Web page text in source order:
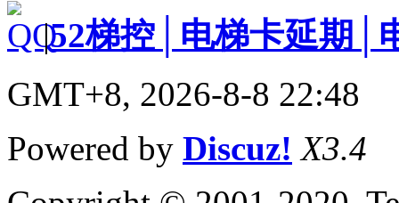
|52梯控│电梯卡延期│
GMT+8, 2026-8-8 22:48
Powered by Discuz! X3.4